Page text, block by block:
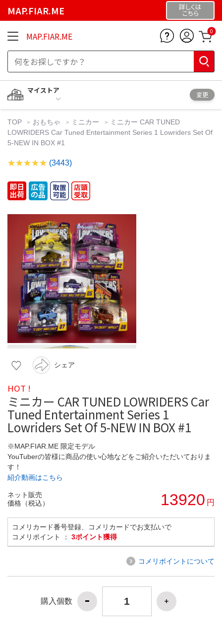
MAP.FIAR.ME 詳しくは
こちら
MAP.FIAR.ME 0
マイストア
変更
TOP おもちゃ ミニカー
ミニカー CAR TUNED
LOWRIDERS Car Tuned Entertainment Series 1 Lowriders Set Of
5-NEW IN BOX #1
(3443)
シェア
HOT !
ミニカー CAR TUNED LOWRIDERS Car
Tuned Entertainment Series 1
Lowriders Set Of 5-NEW IN BOX #1
※MAP.FIAR.ME 限定モデル
YouTuberの皆様に商品の使い心地などをご紹介いただいておりま
す！
紹介動画はこちら
ネット販売
価格（税込）
13920 円
コメリカード番号登録、コメリカードでお支払いで
コメリポイント ： 3ポイント獲得
コメリポイントについて
購入個数